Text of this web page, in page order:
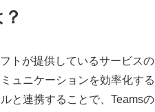
トが提供しているサービス
ュニケーションを効率化す
と連携することで、Teams